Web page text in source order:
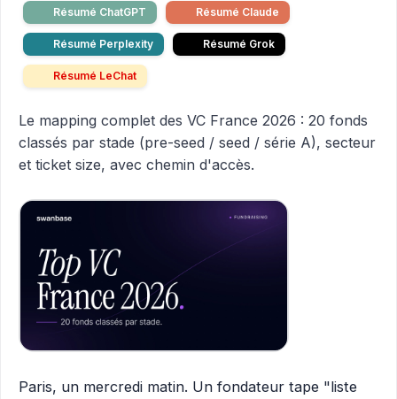
Résumé ChatGPT Résumé Claude
Résumé Perplexity Résumé Grok
Résumé LeChat
Le mapping complet des VC France 2026 : 20 fonds
classés par stade (pre-seed / seed / série A), secteur
et ticket size, avec chemin d'accès.
Paris, un mercredi matin. Un fondateur tape "liste